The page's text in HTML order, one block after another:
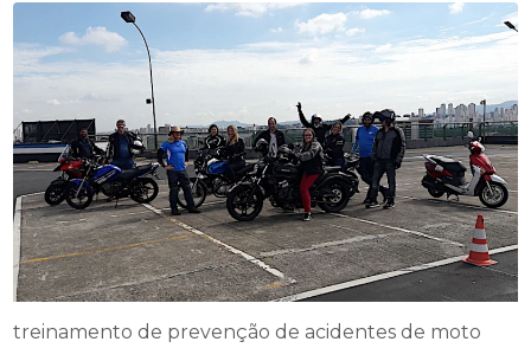
treinamento de prevenção de acidentes de moto